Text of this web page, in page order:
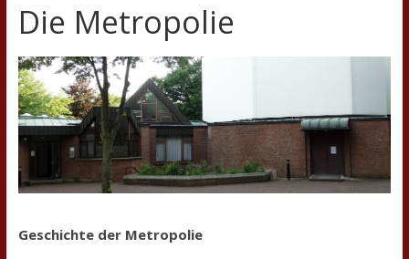
Die Metropolie
Geschichte der Metropolie